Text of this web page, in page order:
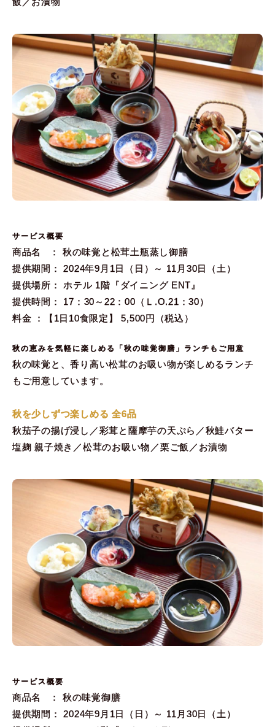
サービス概要
商品名 ： 秋の味覚と松茸土瓶蒸し御膳
提供期間： 2024年9月1日（日）～ 11月30日（土）
提供場所： ホテル 1階『ダイニング ENT』
提供時間： 17：30～22：00（Ｌ.O.21：30）
料金 ：【1日10食限定】 5,500円（税込）
秋の恵みを気軽に楽しめる「秋の味覚御膳」ランチもご用意
秋の味覚と、香り高い松茸のお吸い物が楽しめるランチ
もご用意しています。
秋を少しずつ楽しめる 全6品
秋茄子の揚げ浸し／彩茸と薩摩芋の天ぷら／秋鮭バター
塩麹 親子焼き／松茸のお吸い物／栗ご飯／お漬物
サービス概要
商品名 ： 秋の味覚御膳
提供期間： 2024年9月1日（日）～ 11月30日（土）